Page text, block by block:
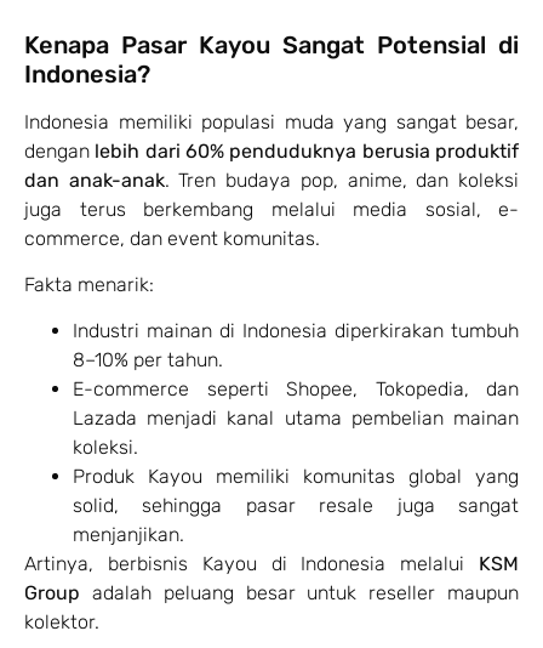
Kenapa Pasar Kayou Sangat Potensial di
Indonesia?
Indonesia memiliki populasi muda yang sangat besar,
dengan lebih dari 60% penduduknya berusia produktif
dan anak-anak. Tren budaya pop, anime, dan koleksi
juga terus berkembang melalui media sosial, e-
commerce, dan event komunitas.
Fakta menarik:
Industri mainan di Indonesia diperkirakan tumbuh
8–10% per tahun.
E-commerce seperti Shopee, Tokopedia, dan
Lazada menjadi kanal utama pembelian mainan
koleksi.
Produk Kayou memiliki komunitas global yang
solid, sehingga pasar resale juga sangat
menjanjikan.
Artinya, berbisnis Kayou di Indonesia melalui KSM
Group adalah peluang besar untuk reseller maupun
kolektor.